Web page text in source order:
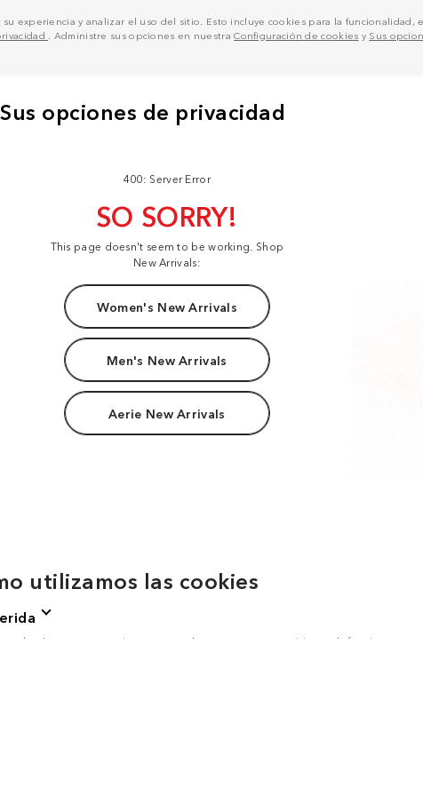
experiencia y analizar el uso del sitio. Esto incluye cookies para la
. Administre sus opciones en nuestraConfiguración de cookies y Sus
400: Server Error
SO SORRY!
This page doesn't seem to be working. Shop
New Arrivals:
Women's New Arrivals
Men's New Arrivals
Aerie New Arrivals